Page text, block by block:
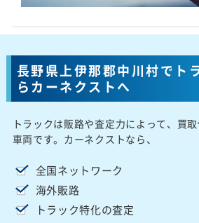
長野県上伊那郡中川村でト
らカーネクストへ
トラックは販路や査定力によって、買
車両です。カーネクストなら、
全国ネットワーク
海外販路
トラック特化の査定